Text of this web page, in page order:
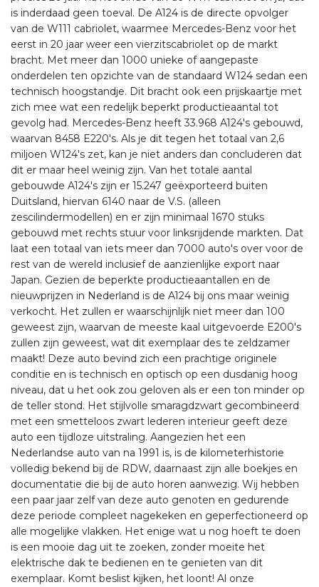
is inderdaad geen toeval. De A124 is de directe opvolger
van de W111 cabriolet, waarmee Mercedes-Benz voor het
eerst in 20 jaar weer een vierzitscabriolet op de markt
bracht. Met meer dan 1000 unieke of aangepaste
onderdelen ten opzichte van de standaard W124 sedan een
technisch hoogstandje. Dit bracht ook een prijskaartje met
zich mee wat een redelijk beperkt productieaantal tot
gevolg had. Mercedes-Benz heeft 33.968 A124's gebouwd,
waarvan 8458 E220's. Als je dit tegen het totaal van 2,6
miljoen W124's zet, kan je niet anders dan concluderen dat
dit er maar heel weinig zijn. Van het totale aantal
gebouwde A124's zijn er 15.247 geëxporteerd buiten
Duitsland, hiervan 6140 naar de V.S. (alleen
zescilindermodellen) en er zijn minimaal 1670 stuks
gebouwd met rechts stuur voor linksrijdende markten. Dat
laat een totaal van iets meer dan 7000 auto's over voor de
rest van de wereld inclusief de aanzienlijke export naar
Japan. Gezien de beperkte productieaantallen en de
nieuwprijzen in Nederland is de A124 bij ons maar weinig
verkocht. Het zullen er waarschijnlijk niet meer dan 100
geweest zijn, waarvan de meeste kaal uitgevoerde E200's
zullen zijn geweest, wat dit exemplaar des te zeldzamer
maakt! Deze auto bevind zich een prachtige originele
conditie en is technisch en optisch op een dusdanig hoog
niveau, dat u het ook zou geloven als er een ton minder op
de teller stond. Het stijlvolle smaragdzwart gecombineerd
met een smetteloos zwart lederen interieur geeft deze
auto een tijdloze uitstraling. Aangezien het een
Nederlandse auto van na 1991 is, is de kilometerhistorie
volledig bekend bij de RDW, daarnaast zijn alle boekjes en
documentatie die bij de auto horen aanwezig. Wij hebben
een paar jaar zelf van deze auto genoten en gedurende
deze periode compleet nagekeken en geperfectioneerd op
alle mogelijke vlakken. Het enige wat u nog hoeft te doen
is een mooie dag uit te zoeken, zonder moeite het
elektrische dak te bedienen en te genieten van dit
exemplaar. Komt beslist kijken, het loont! Al onze